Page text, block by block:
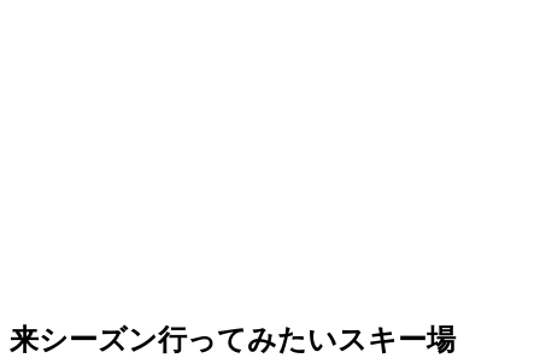
来シーズン行ってみたいスキー場